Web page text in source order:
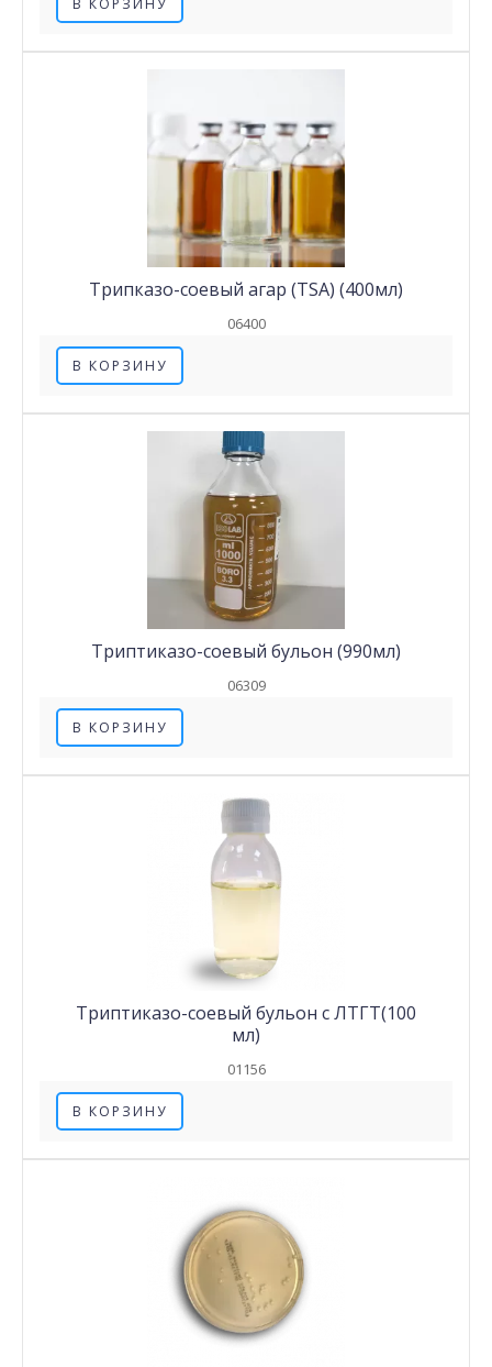
В КОРЗИНУ
Трипказо-соевый агар (TSA) (400мл)
06400
В КОРЗИНУ
Триптиказо-соевый бульон (990мл)
06309
В КОРЗИНУ
Триптиказо-соевый бульон с ЛТГТ(100
мл)
01156
В КОРЗИНУ